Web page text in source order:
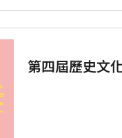
第四屆歷史文